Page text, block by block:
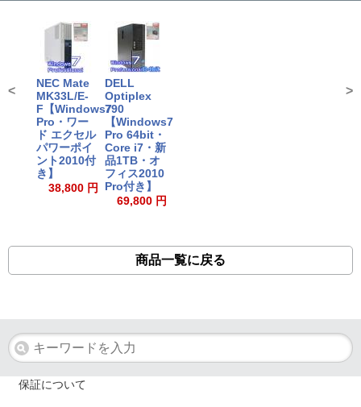
NEC Mate
MK33L/E-
F【Windows7
Pro・ワー
ド エクセル
パワーポイ
ント2010付
き】
38,800 円
DELL
Optiplex
790
【Windows7
Pro 64bit・
Core i7・新
品1TB・オ
フィス2010
Pro付き】
69,800 円
< >
商品一覧に戻る
保証について